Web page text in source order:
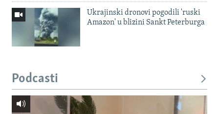
Ukrajinski dronovi pogodili 'ruski
Amazon' u blizini Sankt Peterburga
Podcasti